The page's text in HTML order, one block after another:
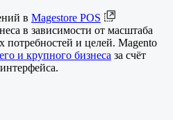
в Magestore POS
в зависимости от масштаба
потребностей и целей. Magento
и крупного бизнеса за счёт